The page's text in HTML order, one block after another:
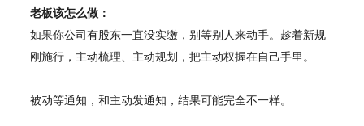
老板该怎么做：
如果你公司有股东一直没实缴，别等别人来动手。趁着新规
刚施行，主动梳理、主动规划，把主动权握在自己手里。
被动等通知，和主动发通知，结果可能完全不一样。